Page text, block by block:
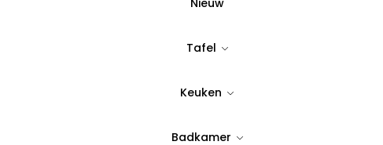
Nieuw
Tafel
Keuken
Badkamer
BERGHOFF
Tijdloos & stijlvol design